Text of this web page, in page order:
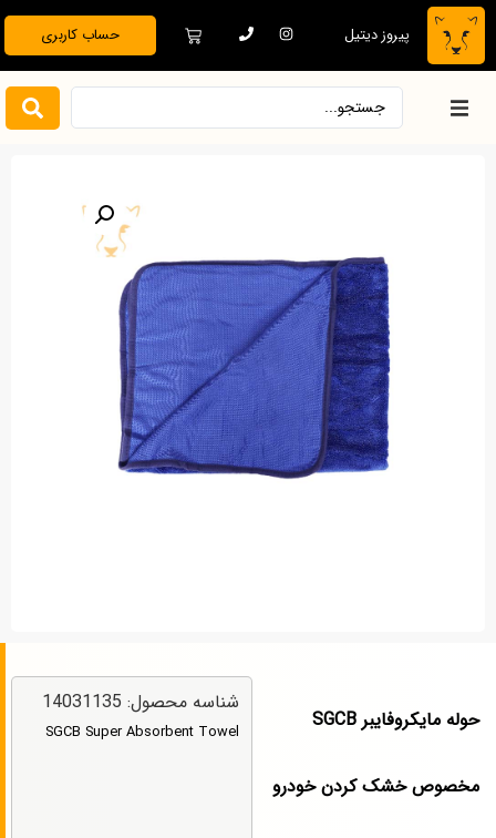
پیروز دیتیل حساب کاربری
دیتیلینگ تخصصی
بدنه خودرو
نظافت و نگهداری
حوله مایکروفایبر SGCB
مخصوص خشک کردن خودرو
شناسه محصول: 14031135
SGCB Super Absorbent Towel